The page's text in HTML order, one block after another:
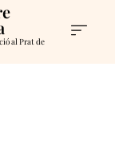
al Prat de